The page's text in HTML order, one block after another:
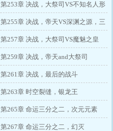
天龙
第253章 决战，大祭司VS不知名人形
怪物
第255章 决战，帝天VS深渊之源，三
人小队VS空间之触
第257章 决战，大祭司VS魔魅之皇
第259章 决战，帝天and大祭司
第261章 决战，最后的战斗
第263章 时空裂缝，银龙王
第265章 命运三分之二，次元元素
第267章 命运三分之二，幻灭